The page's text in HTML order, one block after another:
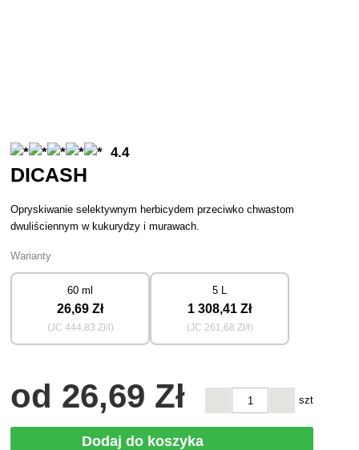
4.4
DICASH
Opryskiwanie selektywnym herbicydem przeciwko chwastom
dwuliściennym w kukurydzy i murawach.
Warianty
60 ml
26,69 Zł
(JC 444,83 Zł/l)
5 L
1 308,41 Zł
(JC 261,68 Zł/l)
od 26,69 Zł szt
Dodaj do koszyka